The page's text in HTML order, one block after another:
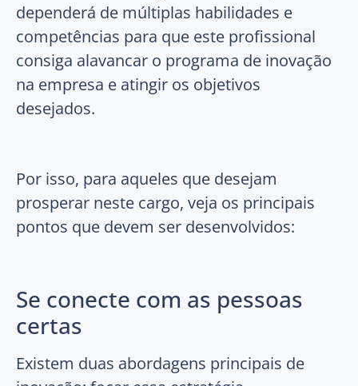
dependerá de múltiplas habilidades e
competências para que este profissional
consiga alavancar o programa de inovação
na empresa e atingir os objetivos
desejados.
Por isso, para aqueles que desejam
prosperar neste cargo, veja os principais
pontos que devem ser desenvolvidos:
Se conecte com as pessoas
certas
Existem duas abordagens principais de